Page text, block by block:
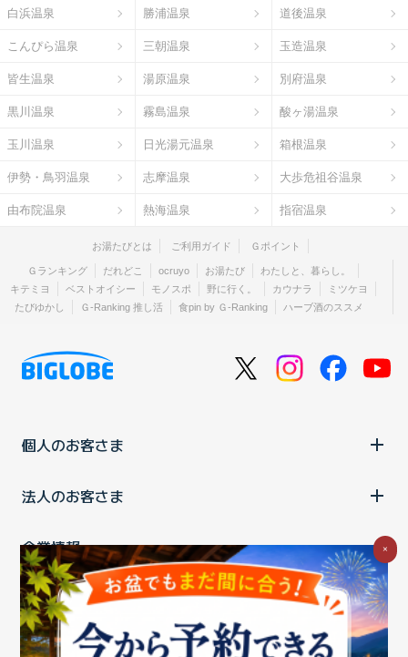
白浜温泉 勝浦温泉 道後温泉
こんぴら温泉 三朝温泉 玉造温泉
皆生温泉 湯原温泉 別府温泉
黒川温泉 霧島温泉 酸ヶ湯温泉
玉川温泉 日光湯元温泉 箱根温泉
伊勢・鳥羽温泉 志摩温泉 大歩危祖谷温泉
由布院温泉 熱海温泉 指宿温泉
お湯たびとは ご利用ガイド Ｇポイント
Ｇランキング だれどこ ocruyo お湯たび
わたしと、暮らし。
キテミヨ
ベストオイシー モノスポ 野に行く。 カウナラ
ミツケヨ
たびゆかし
Ｇ-Ranking 推し活 食pin by Ｇ-Ranking ハーブ酒のススメ
個人のお客さま
法人のお客さま
企業情報
ご利用中の方
×